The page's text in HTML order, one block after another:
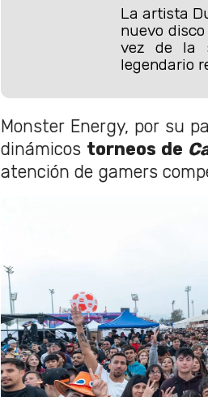
La artista
nuevo
vez de la
legendario
Monster Energy, por su
dinámicos torneos de
atención de gamers